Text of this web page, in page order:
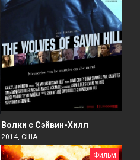
Волки с Сэйвин-Хилл
2014, США
Фильм